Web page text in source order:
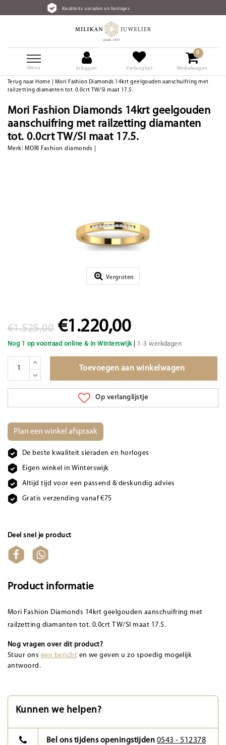
Kwaliteits sieraden en horloges
Menu Inloggen Verlanglijst
0
Winkelwagen
Terug naar Home
Mori Fashion Diamonds 14krt geelgouden aanschuifring met
railzetting diamanten tot. 0.0crt TW/SI maat 17.5.
Mori Fashion Diamonds 14krt geelgouden
aanschuifring met railzetting diamanten
tot. 0.0crt TW/SI maat 17.5.
Merk: MORI Fashion diamonds
Vergroten
€1.525,00 €1.220,00
Nog 1 op voorraad online & in Winterswijk| 1-3 werkdagen
Toevoegen aan winkelwagen
Op verlanglijstje
Plan een winkel afspraak
De beste kwaliteit sieraden en horloges
Eigen winkel in Winterswijk
Altijd tijd voor een passend & deskundig advies
Gratis verzending vanaf €75
Deel snel je product
Product informatie
Mori Fashion Diamonds 14krt geelgouden aanschuifring met
railzetting diamanten tot. 0.0crt TW/SI maat 17.5.
Nog vragen over dit product?
Stuur ons een bericht en we geven u zo spoedig mogelijk
antwoord.
Kunnen we helpen?
Bel ons tijdens openingstijden 0543 - 512378